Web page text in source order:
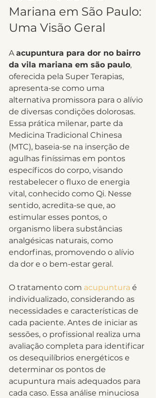
Mariana em São Paulo:
Uma Visão Geral
A acupuntura para dor no bairro
da vila mariana em são paulo,
oferecida pela Super Terapias,
apresenta-se como uma
alternativa promissora para o alívio
de diversas condições dolorosas.
Essa prática milenar, parte da
Medicina Tradicional Chinesa
(MTC), baseia-se na inserção de
agulhas finíssimas em pontos
específicos do corpo, visando
restabelecer o fluxo de energia
vital, conhecido como Qi. Nesse
sentido, acredita-se que, ao
estimular esses pontos, o
organismo libera substâncias
analgésicas naturais, como
endorfinas, promovendo o alívio
da dor e o bem-estar geral.
O tratamento com acupuntura é
individualizado, considerando as
necessidades e características de
cada paciente. Antes de iniciar as
sessões, o profissional realiza uma
avaliação completa para identificar
os desequilíbrios energéticos e
determinar os pontos de
acupuntura mais adequados para
cada caso. Essa análise minuciosa